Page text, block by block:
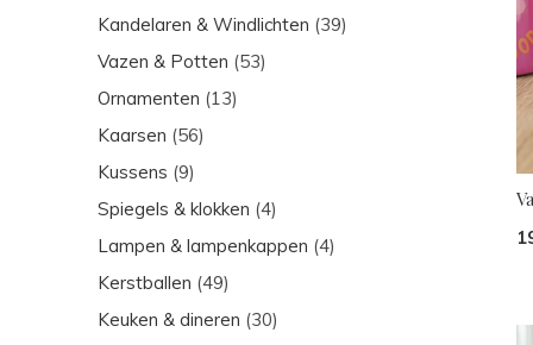
Kandelaren & Windlichten (39)
Vazen & Potten (53)
Ornamenten (13)
Kaarsen (56)
Kussens (9)
Spiegels & klokken (4)
Lampen & lampenkappen (4)
Kerstballen (49)
Keuken & dineren (30)